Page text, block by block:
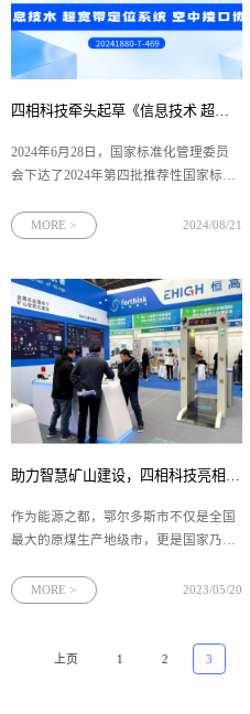
2024年6月28日，国家标准化管理委员
会下达了2024年第四批推荐性国家标准
知。四相科技联合其他科研院所、企业
该标准规定了超宽带定位系
MORE > 2024/08/21
作为能源之都，鄂尔多斯市不仅是全国
最大的原煤生产地级市，更是国家乃至
鄂尔多斯国际煤博会已成功举办了16
未来的重要合作交流平台，引领我国煤
MORE > 2023/05/20
上页 1 2 3